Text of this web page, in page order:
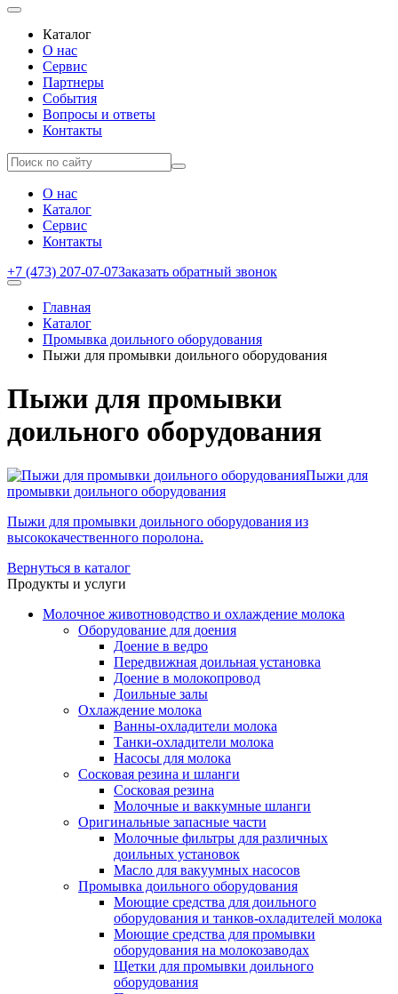
Каталог
О нас
Сервис
Партнеры
События
Вопросы и ответы
Контакты
О нас
Каталог
Сервис
Контакты
+7 (473) 207-07-07Заказать обратный звонок
Главная
Каталог
Промывка доильного оборудования
Пыжи для промывки доильного оборудования
Пыжи для промывки
доильного оборудования
Пыжи для
промывки доильного оборудования
Пыжи для промывки доильного оборудования из
высококачественного поролона.
Вернуться в каталог
Продукты и услуги
Молочное животноводство и охлаждение молока
Оборудование для доения
Доение в ведро
Передвижная доильная установка
Доение в молокопровод
Доильные залы
Охлаждение молока
Ванны-охладители молока
Танки-охладители молока
Насосы для молока
Сосковая резина и шланги
Сосковая резина
Молочные и ваккумные шланги
Оригинальные запасные части
Молочные фильтры для различных
доильных установок
Масло для вакуумных насосов
Промывка доильного оборудования
Моющие средства для доильного
оборудования и танков-охладителей молока
Моющие средства для промывки
оборудования на молокозаводах
Щетки для промывки доильного
оборудования